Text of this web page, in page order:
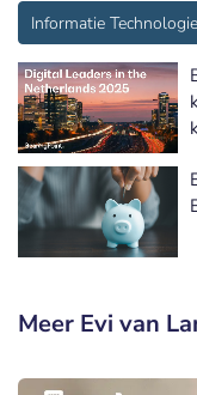
Informatie Technologie
Meer Evi van